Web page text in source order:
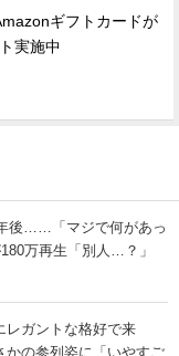
ギフトカードが
実施中
後……「マジで何があっ
万再生「別人…？」
ガントな格好で来
の参列姿に「いやすご